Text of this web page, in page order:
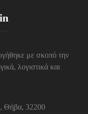
με σκοπό την
λογιστικά και
Θήβα, 32200